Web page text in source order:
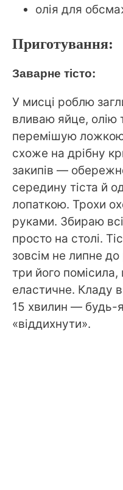
олія для
Приготування:
Заварне тісто:
У мисці роблю
вливаю яйце, олію
перемішую
схоже на дрібну
закипів —
середину тіста й
лопаткою. Трохи
руками. Збираю
просто на столі.
зовсім не липне
три його
еластичне. Кладу
15 хвилин — будь-
«віддихнути».